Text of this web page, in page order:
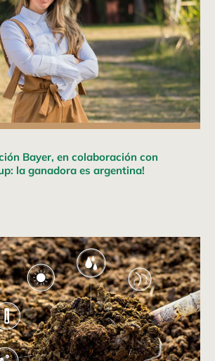
Bayer, en colaboración con
la ganadora es argentina!